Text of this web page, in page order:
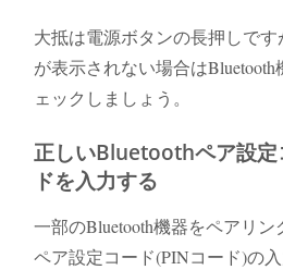
大抵は電源ボタンの長押しです
が表示されない場合は
ェックしましょう。
正しいBluetoothペア設定
ドを入力する
一部のBluetooth機器をペアリン
ペア設定コード(PINコード)の